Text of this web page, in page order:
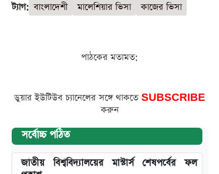
ট্যাগ: বাংলাদেশী মালেশিয়ার ভিসা কাজের ভিসা
পাঠকের মতামত:
ডুয়ার ইউটিউব চ্যানেলের সঙ্গে থাকতে SUBSCRIBE
করুন
সর্বোচ্চ পঠিত
জাতীয় বিশ্ববিদ্যালয়ের মাস্টার্স শেষপর্বের ফল